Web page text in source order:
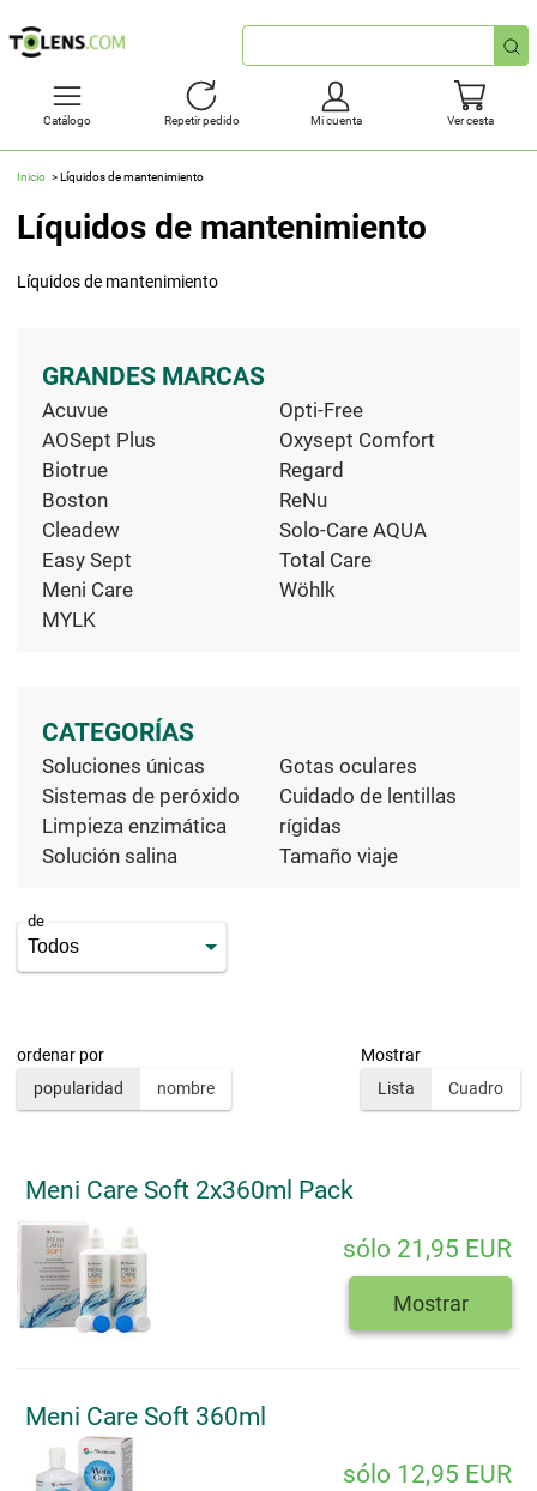
Búsqueda
rápida
Catálogo Repetir pedido Mi cuenta Ver cesta
Inicio Líquidos de mantenimiento
Líquidos de mantenimiento
Líquidos de mantenimiento
GRANDES MARCAS
Acuvue
AOSept Plus
Biotrue
Boston
Cleadew
Easy Sept
Meni Care
MYLK
Opti-Free
Oxysept Comfort
Regard
ReNu
Solo-Care AQUA
Total Care
Wöhlk
CATEGORÍAS
Soluciones únicas
Sistemas de peróxido
Limpieza enzimática
Solución salina
Gotas oculares
Cuidado de lentillas
rígidas
Tamaño viaje
de
ordenar por
popularidad
nombre
Mostrar
Lista
Cuadro
Meni Care Soft 2x360ml Pack
sólo 21,95 EUR
Mostrar
Meni Care Soft 360ml
sólo 12,95 EUR